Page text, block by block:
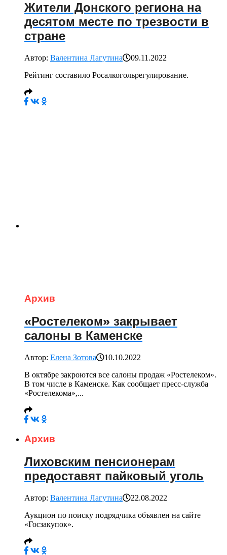
Жители Донского региона на
десятом месте по трезвости в
стране
Автор: Валентина Лагутина
09.11.2022
Рейтинг составило Росалкогольрегулирование.
Архив
«Ростелеком» закрывает
салоны в Каменске
Автор: Елена Зотова
10.10.2022
В октябре закроются все салоны продаж «Ростелеком».
В том числе в Каменске. Как сообщает пресс-служба
«Ростелекома»,...
Архив
Лиховским пенсионерам
предоставят пайковый уголь
Автор: Валентина Лагутина
22.08.2022
Аукцион по поиску подрядчика объявлен на сайте
«Госзакупок».